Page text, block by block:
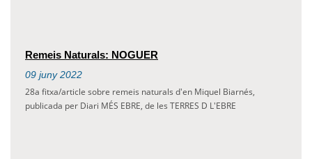
Remeis Naturals: NOGUER
09 juny 2022
28a fitxa/article sobre remeis naturals d'en Miquel Biarnés,
publicada per Diari MÉS EBRE, de les TERRES D L'EBRE